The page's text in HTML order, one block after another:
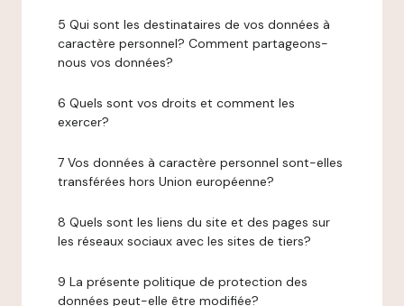
5 Qui sont les destinataires de vos données à
caractère personnel? Comment partageons-
nous vos données?
6 Quels sont vos droits et comment les
exercer?
7 Vos données à caractère personnel sont-elles
transférées hors Union européenne?
8 Quels sont les liens du site et des pages sur
les réseaux sociaux avec les sites de tiers?
9 La présente politique de protection des
données peut-elle être modifiée?